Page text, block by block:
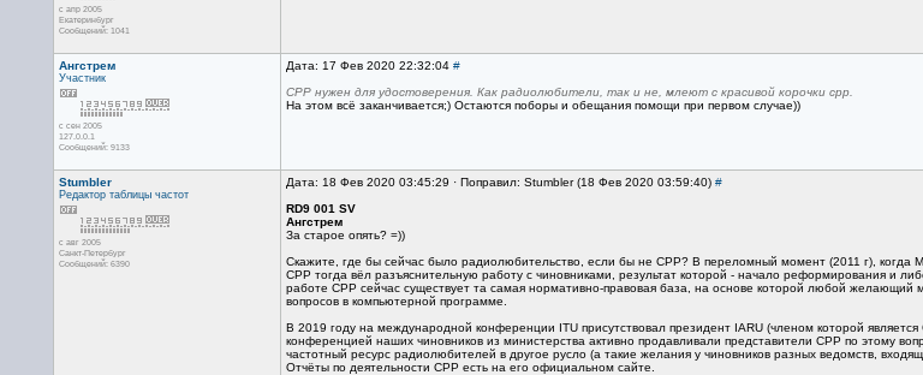
с апр 2005
Екатеринбург
Сообщений: 1041
Ангстрем
Участник
с сен 2005
127.0.0.1
Сообщений: 9133
Дата: 17 Фев 2020 22:32:04 #
СРР нужен для удостоверения. Как радиолюбители, так и не, млеют с красивой корочки срр.
На этом всё заканчивается;) Остаются поборы и обещания помощи при первом случае))
Stumbler
Редактор таблицы частот
с авг 2005
Санкт-Петербург
Сообщений: 6390
Дата: 18 Фев 2020 03:45:29 · Поправил: Stumbler (18 Фев 2020 03:59:40) #
RD9 001 SV
Ангстрем
За старое опять? =))
Скажите, где бы сейчас было радиолюбительство, если бы не СРР? В переломный момент (2011 г), когда
СРР тогда вёл разъяснительную работу с чиновниками, результат которой - начало реформирования и
работе СРР сейчас существует та самая нормативно-правовая база, на основе которой любой желающий
вопросов в компьютерной программе.
В 2019 году на международной конференции ITU присутствовал президент IARU (членом которой
конференцией наших чиновников из министерства активно продавливали представители СРР по этому
частотный ресурс радиолюбителей в другое русло (а такие желания у чиновников разных ведомств,
Отчёты по деятельности СРР есть на его официальном сайте.